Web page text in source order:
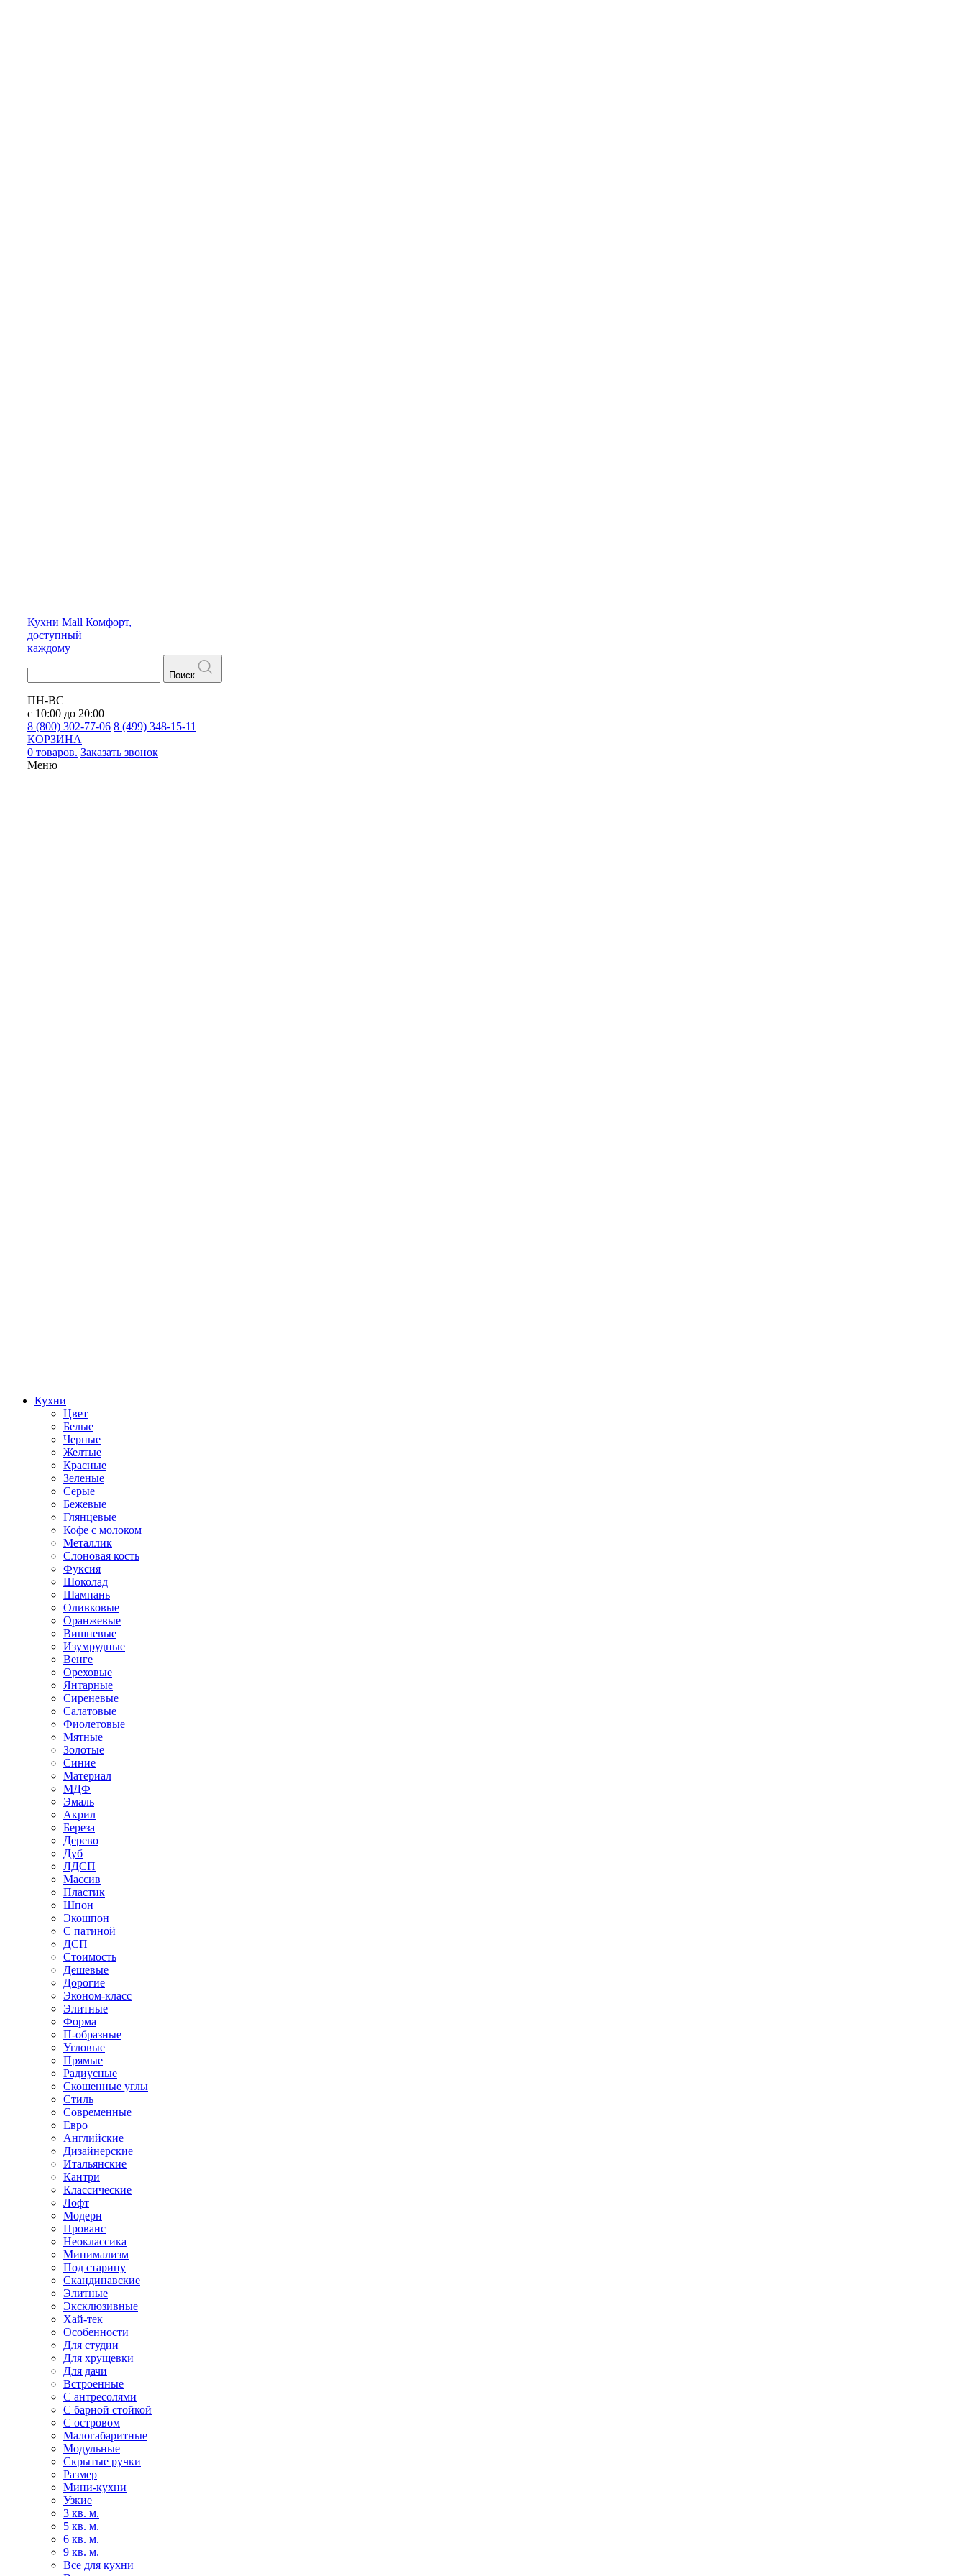
Кухни Mall Комфорт,
доступный
каждому
Поиск
ПН-ВС
с 10:00 до 20:00
8 (800) 302-77-06 8 (499) 348-15-11
КОРЗИНА
0 товаров. Заказать звонок
Меню
Кухни
Цвет
Белые
Черные
Желтые
Красные
Зеленые
Серые
Бежевые
Глянцевые
Кофе с молоком
Металлик
Слоновая кость
Фуксия
Шоколад
Шампань
Оливковые
Оранжевые
Вишневые
Изумрудные
Венге
Ореховые
Янтарные
Сиреневые
Салатовые
Фиолетовые
Мятные
Золотые
Синие
Материал
МДФ
Эмаль
Акрил
Береза
Дерево
Дуб
ЛДСП
Массив
Пластик
Шпон
Экошпон
С патиной
ДСП
Стоимость
Дешевые
Дорогие
Эконом-класс
Элитные
Форма
П-образные
Угловые
Прямые
Радиусные
Скошенные углы
Стиль
Современные
Евро
Английские
Дизайнерские
Итальянские
Кантри
Классические
Лофт
Модерн
Прованс
Неоклассика
Минимализм
Под старину
Скандинавские
Элитные
Эксклюзивные
Хай-тек
Особенности
Для студии
Для хрущевки
Для дачи
Встроенные
С антресолями
С барной стойкой
С островом
Малогабаритные
Модульные
Скрытые ручки
Размер
Мини-кухни
Узкие
3 кв. м.
5 кв. м.
6 кв. м.
9 кв. м.
Все для кухни